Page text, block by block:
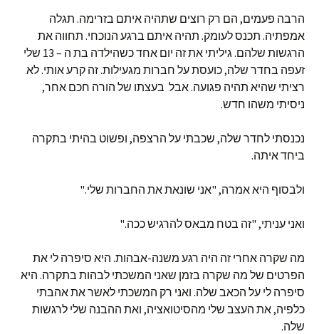
הרבה פעמים, הם רק רוצים שתהיה איתם בזרימה. תגלה
אמפתיה. תכנס לעומק. תהיה איתם ברגע הנוכחי. תחווה את
הרגשות שלהם. גיליתי את זה יום אחד כשהילדה בת ה – 13 שלי
זעפה בחדר שלה, כועסת על חברות מגעילות. זה קרע אותי. לא
רציתי שהיא תהיה פגועה. אבל בעצתו של הורה חכם אחר,
ניסיתי משהו חדש.
נכנסתי לחדר שלה, שכבתי על הרצפה, ופשוט בהיתי בתקרה
ביחד איתה.
ולבסוף היא אמרה, "אני שונאת את החברות שלי."
ואני עניתי, "זה בטח מבאס להרגיש ככה."
מה שקרה אחרי זה היה רגע משנה-אבהות. היא סיפרה לי את
הפרטים של מה שקרה בזמן שאני המשכתי לבהות בתקרה. היא
סיפרה לי על הכאב שלה. ואני רק המשכתי לאשר את אהבתי
כלפיה, את העצב שלי מהסיטואציה, ואת ההבנה שלי לרגשות
שלה.